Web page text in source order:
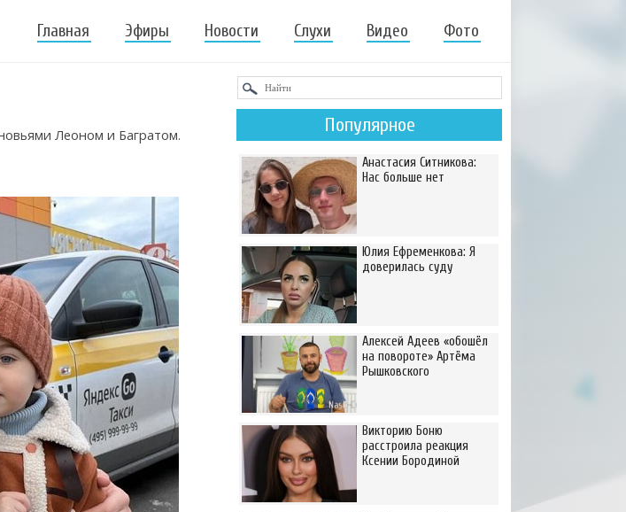
Главная Эфиры Новости Слухи Видео Фото
Леоном и Багратом.
Популярное
Анастасия Ситникова:
Нас больше нет
Юлия Ефременкова: Я
доверилась суду
Алексей Адеев «обошёл
на повороте» Артёма
Рышковского
Викторию Боню
расстроила реакция
Ксении Бородиной